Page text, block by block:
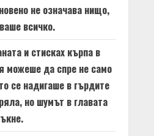
не означава нищо,
всичко.
и стисках кърпа в
можеше да спре не само
се надигаше в гърдите
но шумът в главата